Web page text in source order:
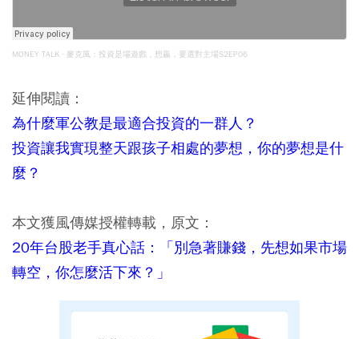
MONEY TALK · 麥克風：投資是場遊戲，想贏，要選對主場S2EP06
延伸閱讀：
為什麼軍公教是最適合投資的一群人？
投資讓我實現整天跟孩子相處的夢想，你的夢想是什
麼？
本文獲風傳媒授權轉載，原文：
20年台股老手真心話：「別急著賺錢，先想如果市場
轉空，你怎麼活下來？」